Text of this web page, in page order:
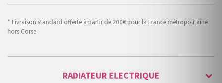
* Livraison standard offerte à partir de 200€ pour la France métropolitaine
hors Corse
RADIATEUR ELECTRIQUE